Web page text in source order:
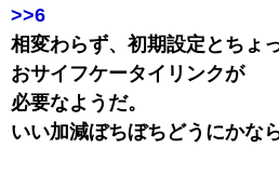
>>6
相変わらず、初期設定とちょ
おサイフケータイリンクが
必要なようだ。
いい加減ぼちぼちどうにかな